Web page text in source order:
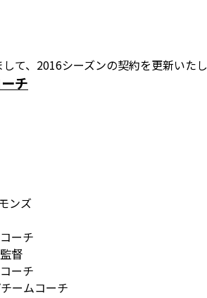
て、2016シーズンの契約を更新いた
チ
ンズ
ーチ
督
ーチ
ームコーチ